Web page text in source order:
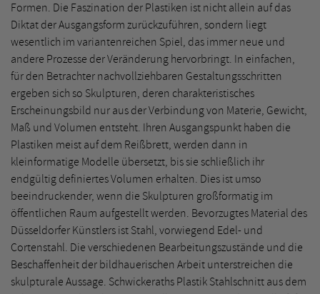
Formen. Die Faszination der Plastiken ist nicht allein auf das
Diktat der Ausgangsform zurückzuführen, sondern liegt
wesentlich im variantenreichen Spiel, das immer neue und
andere Prozesse der Veränderung hervorbringt. In einfachen,
für den Betrachter nachvollziehbaren Gestaltungsschritten
ergeben sich so Skulpturen, deren charakteristisches
Erscheinungsbild nur aus der Verbindung von Materie, Gewicht,
Maß und Volumen entsteht. Ihren Ausgangspunkt haben die
Plastiken meist auf dem Reißbrett, werden dann in
kleinformatige Modelle übersetzt, bis sie schließlich ihr
endgültig definiertes Volumen erhalten. Dies ist umso
beeindruckender, wenn die Skulpturen großformatig im
öffentlichen Raum aufgestellt werden. Bevorzugtes Material des
Düsseldorfer Künstlers ist Stahl, vorwiegend Edel- und
Cortenstahl. Die verschiedenen Bearbeitungszustände und die
Beschaffenheit der bildhauerischen Arbeit unterstreichen die
skulpturale Aussage. Schwickeraths Plastik Stahlschnitt aus dem